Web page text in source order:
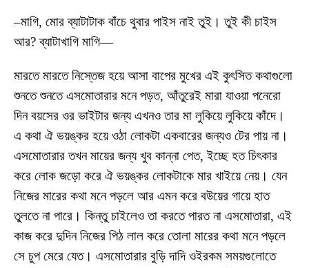
–মাগি, মোর ব্যাটাটাক বাঁচে থুবার পাইস নাই তুই। তুই কী চাইস
আর? ব্যাটাখাগি মাগি—
মারতে মারতে নিস্তেজ হয়ে আসা বাপের মুখের এই কুৎসিত কথাগুলো
শুনতে শুনতে এসমোতারার মনে পড়ত, আঁতুরেই মারা যাওয়া পনেরো
দিন বয়সের ওর ভাইটার জন্য এখনও তার মা লুকিয়ে লুকিয়ে কাঁদে।
এ কথা ঐ ভয়ঙ্কর হয়ে ওঠা লোকটা একবারের জন্যও টের পায় না।
এসমোতারার তখন মায়ের জন্য খুব কান্না পেত, ইচ্ছে হত চিৎকার
করে লোক জড়ো করে ঐ ভয়ঙ্কর লোকটাকে মার খাইয়ে নেয়। যেন
নিজের মারের কথা মনে পড়লে আর এমন করে বউয়ের গায়ে হাত
তুলতে না পারে। কিন্তু চাইলেও তা করতে পারত না এসমোতারা, এই
কাজ করে দুদিন নিজের পিঠ লাল করে তোলা মারের কথা মনে পড়লে
সে চুপ মেরে যেত। এসমোতারার বুড়ি দাদি ওইরকম সময়গুলোতে